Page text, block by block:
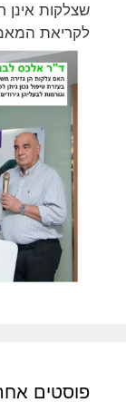
שצלקות אינן
לקריאת
פוסטים